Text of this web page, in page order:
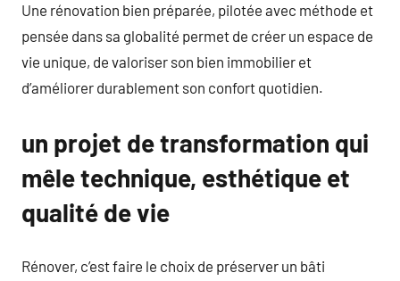
Une rénovation bien préparée, pilotée avec méthode et
pensée dans sa globalité permet de créer un espace de
vie unique, de valoriser son bien immobilier et
d’améliorer durablement son confort quotidien.
un projet de transformation qui
mêle technique, esthétique et
qualité de vie
Rénover, c’est faire le choix de préserver un bâti